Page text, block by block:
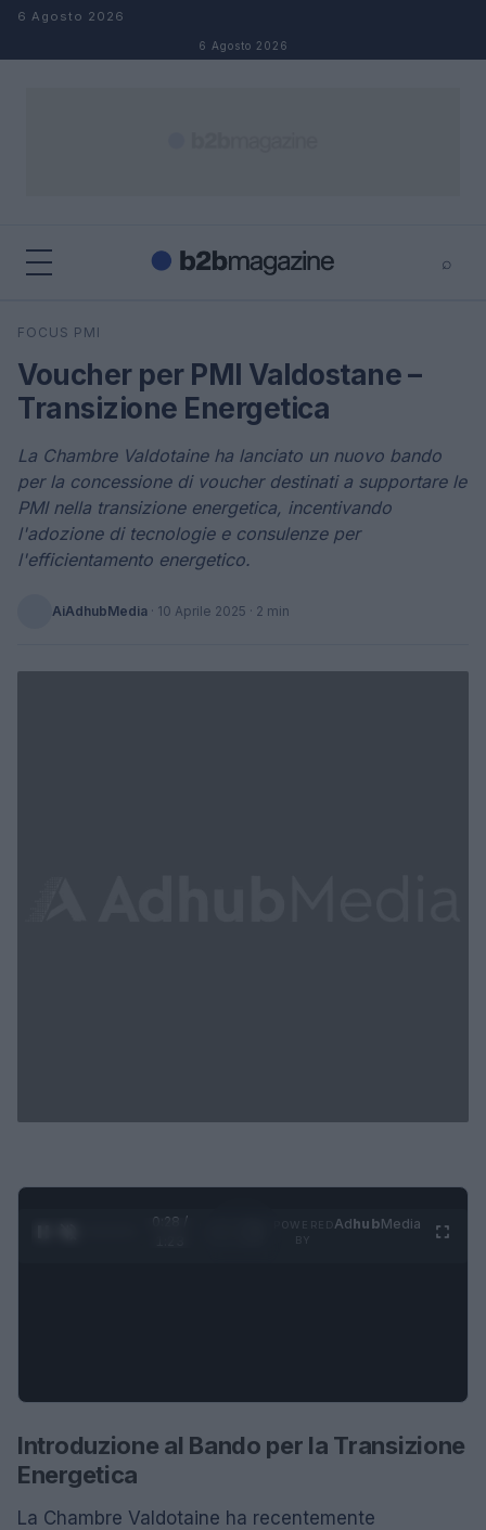
Salta al contenuto
6 Agosto 2026
6 Agosto 2026
⌕
Cerca
FOCUS PMI
Voucher per PMI Valdostane –
Transizione Energetica
La Chambre Valdotaine ha lanciato un nuovo bando
per la concessione di voucher destinati a supportare le
PMI nella transizione energetica, incentivando
l'adozione di tecnologie e consulenze per
l'efficientamento energetico.
AiAdhubMedia · 10 Aprile 2025 · 2 min
0:28 /
AdhubMedia
Introduzione al Bando per la Transizione
Energetica
La Chambre Valdotaine ha recentemente